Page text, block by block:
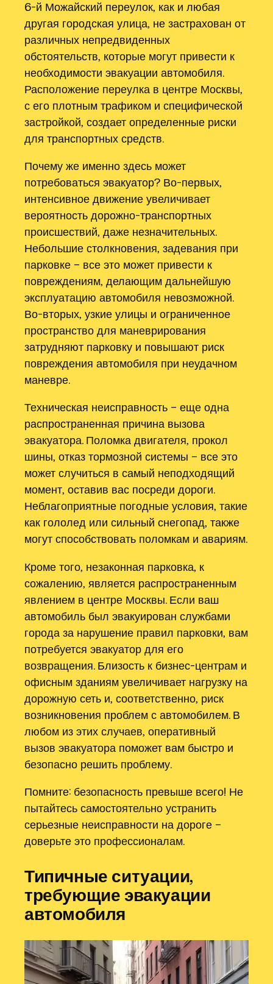
6-й Можайский переулок‚ как и любая
другая городская улица‚ не застрахован от
различных непредвиденных
обстоятельств‚ которые могут привести к
необходимости эвакуации автомобиля.
Расположение переулка в центре Москвы‚
с его плотным трафиком и специфической
застройкой‚ создает определенные риски
для транспортных средств.
Почему же именно здесь может
потребоваться эвакуатор? Во-первых‚
интенсивное движение увеличивает
вероятность дорожно-транспортных
происшествий‚ даже незначительных.
Небольшие столкновения‚ задевания при
парковке – все это может привести к
повреждениям‚ делающим дальнейшую
эксплуатацию автомобиля невозможной.
Во-вторых‚ узкие улицы и ограниченное
пространство для маневрирования
затрудняют парковку и повышают риск
повреждения автомобиля при неудачном
маневре.
Техническая неисправность – еще одна
распространенная причина вызова
эвакуатора. Поломка двигателя‚ прокол
шины‚ отказ тормозной системы – все это
может случиться в самый неподходящий
момент‚ оставив вас посреди дороги.
Неблагоприятные погодные условия‚ такие
как гололед или сильный снегопад‚ также
могут способствовать поломкам и авариям.
Кроме того‚ незаконная парковка‚ к
сожалению‚ является распространенным
явлением в центре Москвы. Если ваш
автомобиль был эвакуирован службами
города за нарушение правил парковки‚ вам
потребуется эвакуатор для его
возвращения. Близость к бизнес-центрам и
офисным зданиям увеличивает нагрузку на
дорожную сеть и‚ соответственно‚ риск
возникновения проблем с автомобилем. В
любом из этих случаев‚ оперативный
вызов эвакуатора поможет вам быстро и
безопасно решить проблему.
Помните: безопасность превыше всего! Не
пытайтесь самостоятельно устранить
серьезные неисправности на дороге –
доверьте это профессионалам.
Типичные ситуации‚
требующие эвакуации
автомобиля